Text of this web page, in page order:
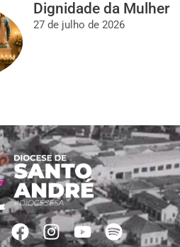
Dignidade da Mulher
27 de julho de 2026